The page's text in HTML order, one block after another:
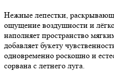
Нежные лепестки,
ощущение воздушности и
наполняет пространство
добавляет букету
одновременно роскошно и
сорвана с летнего луга.